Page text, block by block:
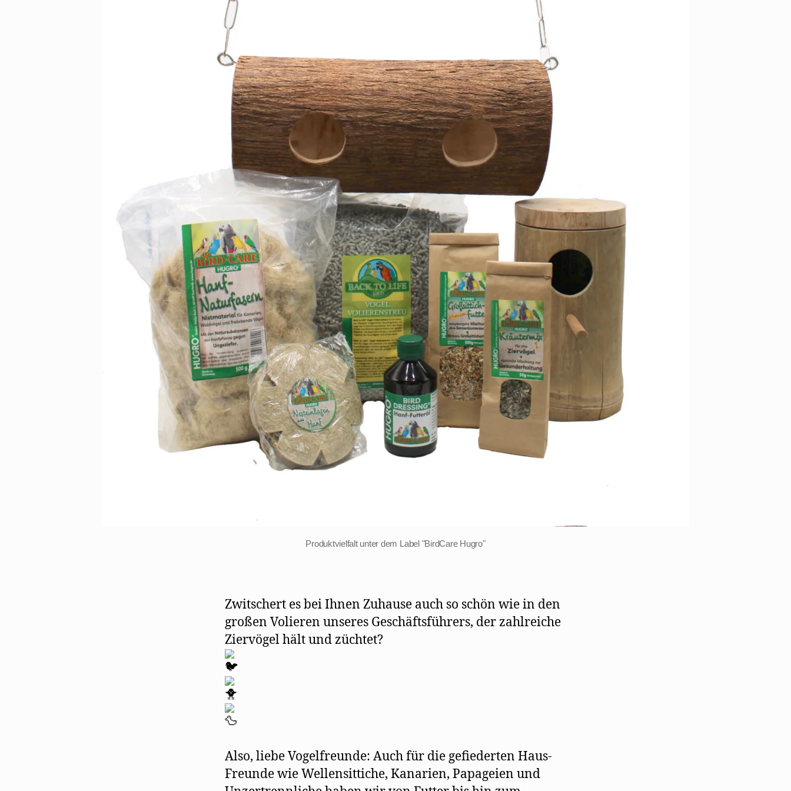
Produktvielfalt unter dem Label "BirdCare Hugro"
Zwitschert es bei Ihnen Zuhause auch so schön wie in den
großen Volieren unseres Geschäftsführers, der zahlreiche
Ziervögel hält und züchtet?
Also, liebe Vogelfreunde: Auch für die gefiederten Haus-
Freunde wie Wellensittiche, Kanarien, Papageien und